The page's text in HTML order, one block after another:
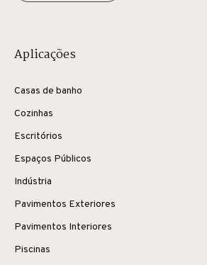
Aplicações
Casas de banho
Cozinhas
Escritórios
Espaços Públicos
Indústria
Pavimentos Exteriores
Pavimentos Interiores
Piscinas